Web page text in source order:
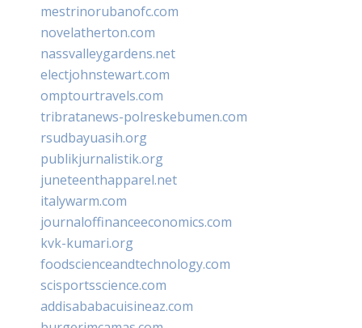
mestrinorubanofc.com
novelatherton.com
nassvalleygardens.net
electjohnstewart.com
omptourtravels.com
tribratanews-polreskebumen.com
rsudbayuasih.org
publikjurnalistik.org
juneteenthapparel.net
italywarm.com
journaloffinanceeconomics.com
kvk-kumari.org
foodscienceandtechnology.com
scisportsscience.com
addisababacuisineaz.com